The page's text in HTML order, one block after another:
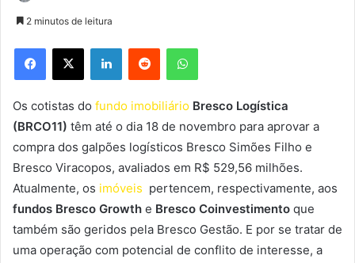
2 minutos de leitura
Facebook
X LinkedinReddit WhatsApp
Os cotistas do fundo imobiliário Bresco Logística
(BRCO11) têm até o dia 18 de novembro para aprovar a
compra dos galpões logísticos Bresco Simões Filho e
Bresco Viracopos, avaliados em R$ 529,56 milhões.
Atualmente, os imóveis pertencem, respectivamente, aos
fundos Bresco Growth e Bresco Coinvestimento que
também são geridos pela Bresco Gestão. E por se tratar de
uma operação com potencial de conflito de interesse, a